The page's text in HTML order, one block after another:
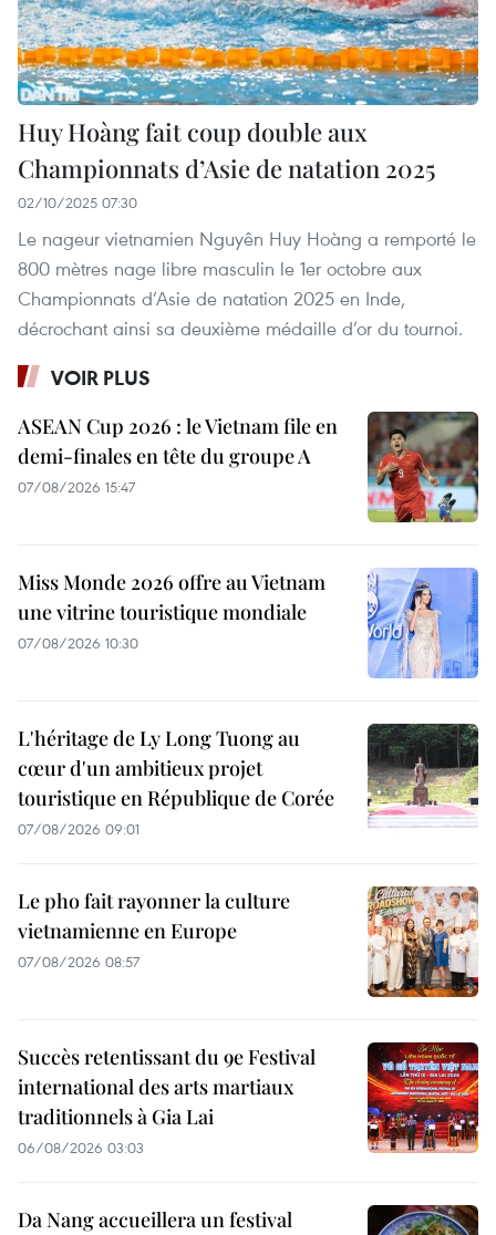
Huy Hoàng fait coup double aux
Championnats d’Asie de natation 2025
02/10/2025 07:30
Le nageur vietnamien Nguyên Huy Hoàng a remporté le
800 mètres nage libre masculin le 1er octobre aux
Championnats d’Asie de natation 2025 en Inde,
décrochant ainsi sa deuxième médaille d’or du tournoi.
VOIR PLUS
ASEAN Cup 2026 : le Vietnam file en
demi-finales en tête du groupe A
07/08/2026 15:47
Miss Monde 2026 offre au Vietnam
une vitrine touristique mondiale
07/08/2026 10:30
L'héritage de Ly Long Tuong au
cœur d'un ambitieux projet
touristique en République de Corée
07/08/2026 09:01
Le pho fait rayonner la culture
vietnamienne en Europe
07/08/2026 08:57
Succès retentissant du 9e Festival
international des arts martiaux
traditionnels à Gia Lai
06/08/2026 03:03
Da Nang accueillera un festival